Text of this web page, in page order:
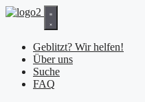
Zum
Geblitzt? Wir helfen!
Über uns
Suche
FAQ